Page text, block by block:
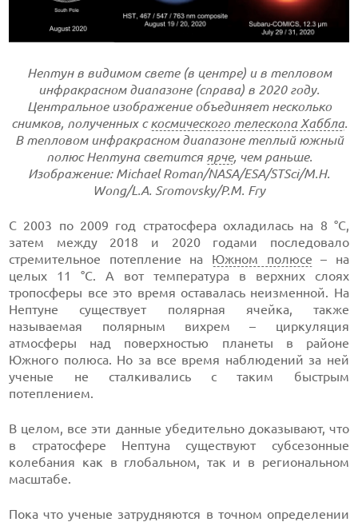
Нептун в видимом свете (в центре) и в тепловом
инфракрасном диапазоне (справа) в 2020 году.
Центральное изображение объединяет несколько
снимков, полученных скосмического телескопа Хаббла.
В тепловом инфракрасном диапазоне теплый южный
полюс Нептуна светится ярче, чем раньше.
Изображение: Michael Roman/NASA/ESA/STSci/M.H.
Wong/L.A. Sromovsky/P.M. Fry
С 2003 по 2009 год стратосфера охладилась на 8 °C,
затем между 2018 и 2020 годами последовало
стремительное потепление на Южном полюсе – на
целых 11 °C. А вот температура в верхних слоях
тропосферы все это время оставалась неизменной. На
Нептуне существует полярная ячейка, также
называемая полярным вихрем – циркуляция
атмосферы над поверхностью планеты в районе
Южного полюса. Но за все время наблюдений за ней
ученые не сталкивались с таким быстрым
потеплением.
В целом, все эти данные убедительно доказывают, что
в стратосфере Нептуна существуют субсезонные
колебания как в глобальном, так и в региональном
масштабе.
Пока что ученые затрудняются в точном определении